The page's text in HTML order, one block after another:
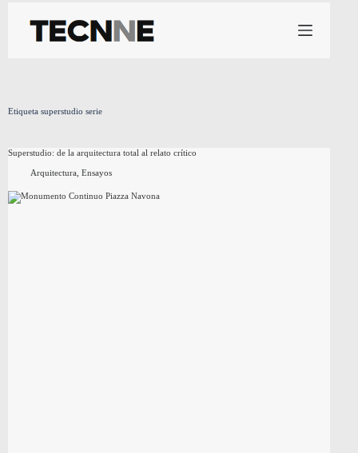
contenido
Etiqueta superstudio serie
Superstudio: de la arquitectura total al relato crítico
Arquitectura, Ensayos